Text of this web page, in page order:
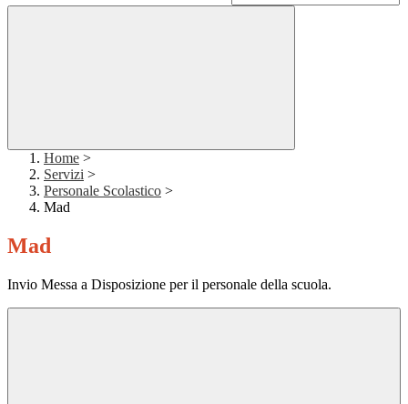
Home >
Servizi >
Personale Scolastico >
Mad
Mad
Invio Messa a Disposizione per il personale della scuola.